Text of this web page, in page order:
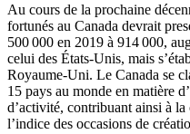
Au cours de la prochaine
fortunés au Canada devrait
500 000 en 2019 à 914 000,
celui des États-Unis, mais
Royaume-Uni. Le Canada se
15 pays au monde en matière
d’activité, contribuant ainsi à
l’indice des occasions de